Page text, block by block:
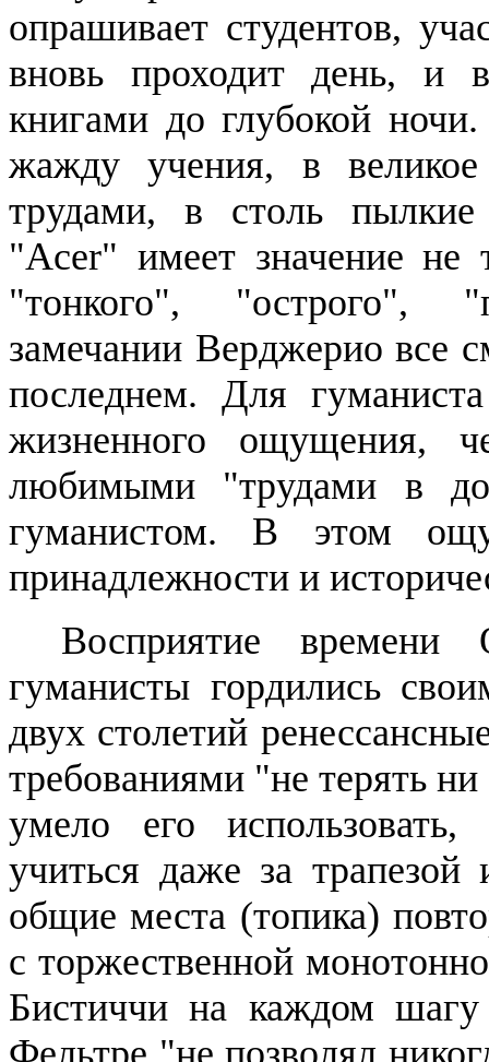
опрашивает студентов,
вновь проходит день, и
книгами до глубокой
жажду учения, в
трудами, в столь
"Acer" имеет значение не
"тонкого", "острого",
замечании Верджерио все
последнем. Для
жизненного ощущения,
любимыми "трудами в
гуманистом. В этом
принадлежности и
Восприятие времени
гуманисты гордились
двух столетий
требованиями "не терять
умело его
учиться даже за
общие места (топика)
с торжественной
Бистиччи на каждом
Фельтре "не позволял